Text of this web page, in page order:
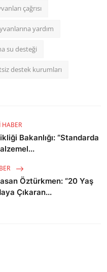
çağrısı
yardım
su desteği
destek kurumları
HABER
Bakanlığı: “Standarda
Öztürkmen: “20 Yaş
Çıkaran...